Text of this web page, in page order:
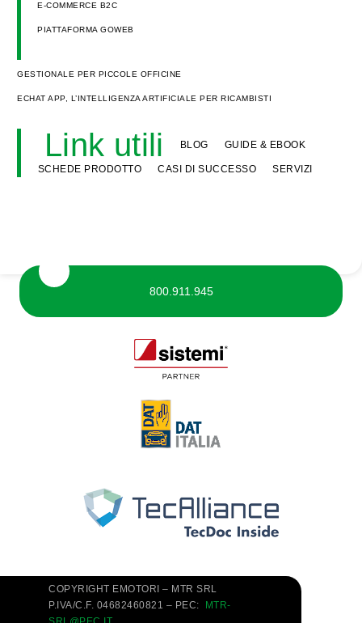
E-COMMERCE B2C
PIATTAFORMA GOWEB
GESTIONALE PER PICCOLE OFFICINE
ECHAT APP, L’INTELLIGENZA ARTIFICIALE PER RICAMBISTI
Link utili BLOG GUIDE & EBOOK
SCHEDE PRODOTTO CASI DI SUCCESSO SERVIZI
800.911.945
COPYRIGHT EMOTORI – MTR SRL
P.IVA/C.F. 04682460821 – PEC:
MTR-